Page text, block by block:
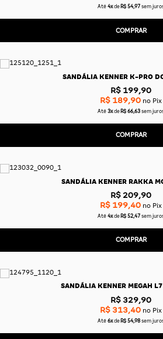
Até 4x de R$ 54,97 sem
COMPRAR
SANDÁLIA KENNER K-PRO
R$ 199,90
R$ 189,90 no Pix
Até 3x de R$ 66,63 sem
COMPRAR
SANDÁLIA KENNER RAKKA
R$ 209,90
R$ 199,40 no Pix
Até 4x de R$ 52,47 sem
COMPRAR
SANDÁLIA KENNER MEGAH L7
R$ 329,90
R$ 313,40 no Pix
Até 6x de R$ 54,98 sem